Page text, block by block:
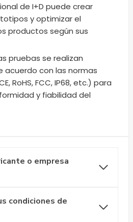
de I+D puede crear
y optimizar el
productos según sus
pruebas se realizan
con las normas
RoHS, FCC, IP68, etc.) para
y fiabilidad del
o empresa
condiciones de